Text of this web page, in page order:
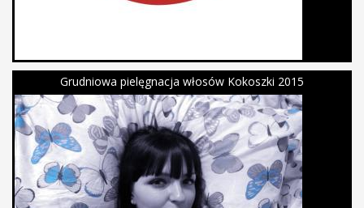
Grudniowa pielęgnacja włosów Kokoszki 2015